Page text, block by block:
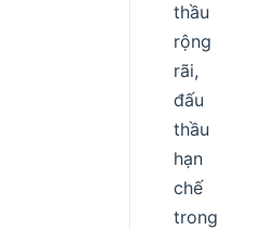
thầu
rộng
rãi,
đấu
thầu
hạn
chế
trong